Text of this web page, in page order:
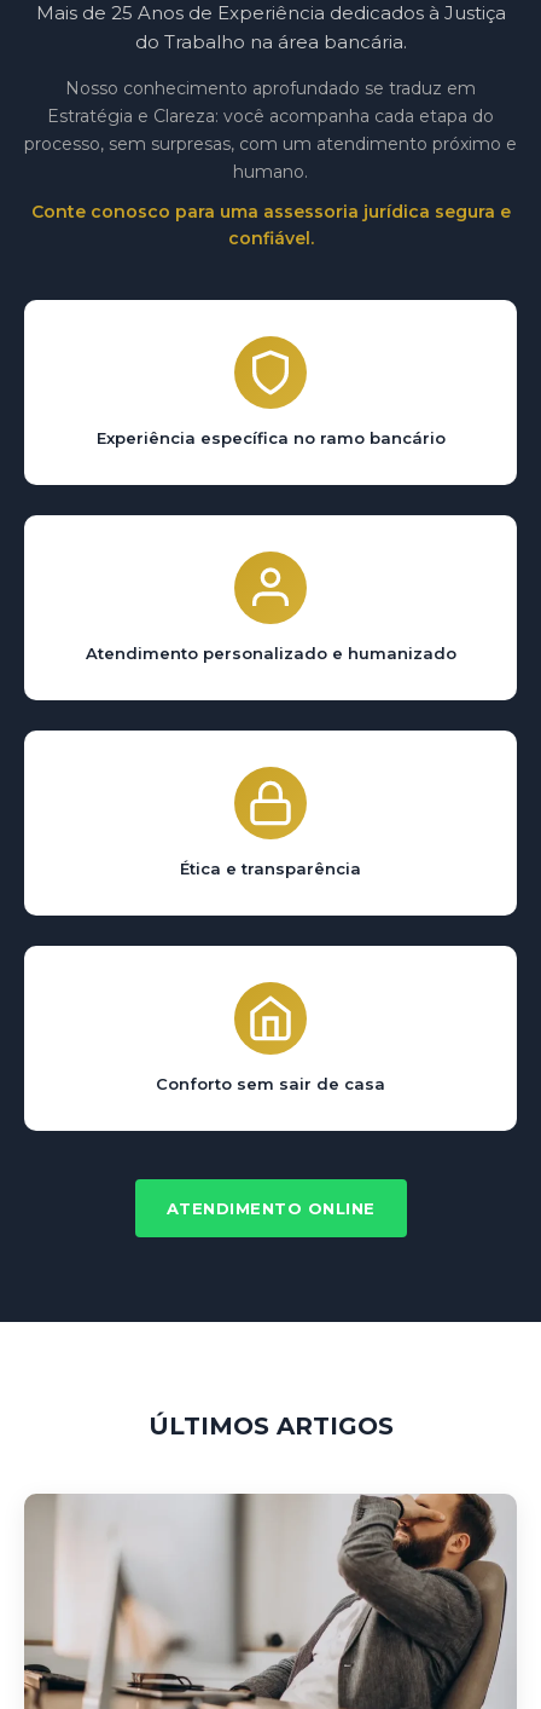
Mais de 25 Anos de Experiência dedicados à Justiça
do Trabalho na área bancária.
Nosso conhecimento aprofundado se traduz em
Estratégia e Clareza: você acompanha cada etapa do
processo, sem surpresas, com um atendimento próximo e
humano.
Conte conosco para uma assessoria jurídica segura e
confiável.
Experiência específica no ramo bancário
Atendimento personalizado e humanizado
Ética e transparência
Conforto sem sair de casa
ATENDIMENTO ONLINE
ÚLTIMOS ARTIGOS